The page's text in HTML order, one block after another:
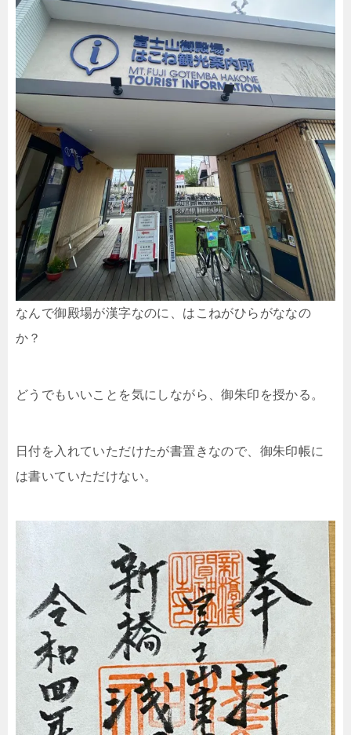
なんで御殿場が漢字なのに、はこねがひらがななの
か？
どうでもいいことを気にしながら、御朱印を授かる。
日付を入れていただけたが書置きなので、御朱印帳に
は書いていただけない。